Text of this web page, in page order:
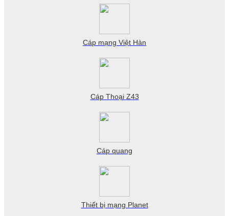
Cáp mạng Việt Hàn
Cáp Thoại Z43
Cáp quang
Thiết bị mạng Planet